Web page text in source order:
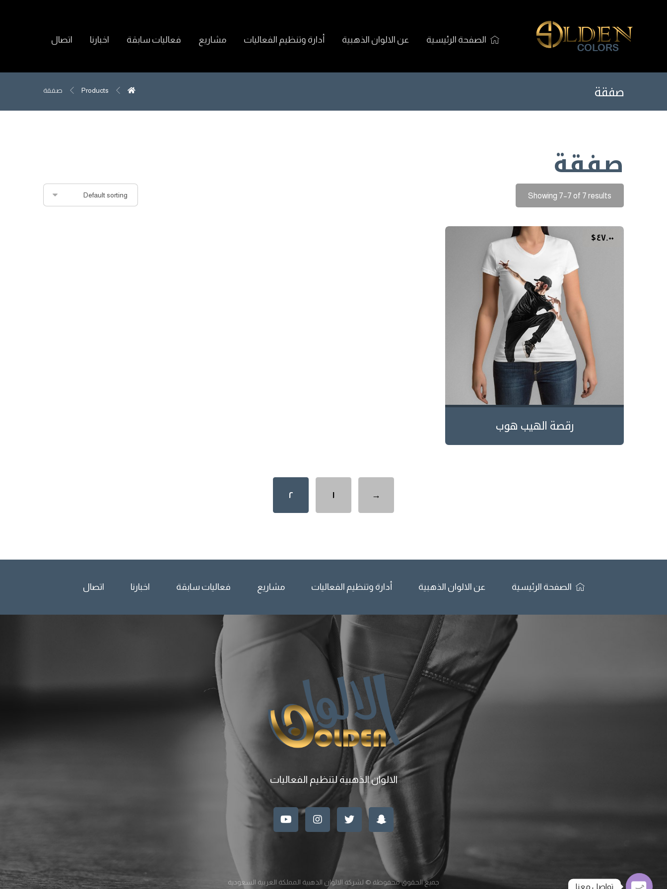
الصفحة الرئيسية عن الالوان الذهبية أدارة وتنظيم الفعاليات مشاريع فعاليات سابقة اخبارنا اتصال
صفقة Products صفقة
صفقة
Showing 7–7 of 7 results
رقصة الهيب هوب
$٤٧.٠٠
→ ١ ٢
الصفحة الرئيسية عن الالوان الذهبية أدارة وتنظيم الفعاليات مشاريع فعاليات سابقة اخبارنا اتصال
الالوان الذهبية لتنظيم الفعاليات
جميع الحقوق محفوظة © لشركة الالوان الذهبية المملكة العربية السعودية تواصل معنا